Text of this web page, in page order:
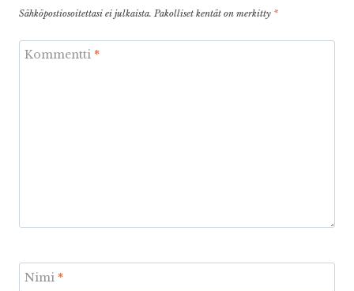
Sähköpostiosoitettasi ei julkaista. Pakolliset kentät on merkitty *
Kommentti *
Nimi *